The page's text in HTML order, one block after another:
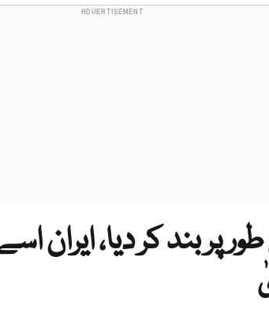
پر بند کر دیا، ایران